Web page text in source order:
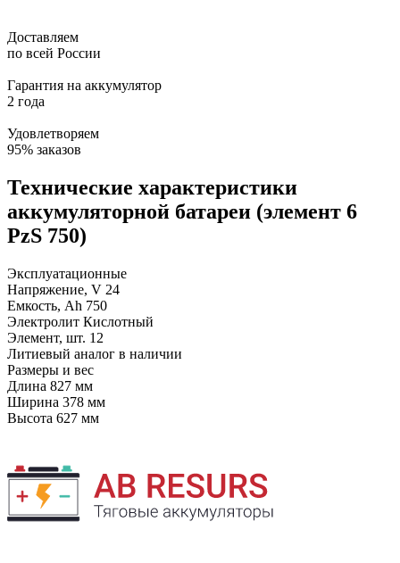
Доставляем
по всей России
Гарантия на аккумулятор
2 года
Удовлетворяем
95% заказов
Технические характеристики
аккумуляторной батареи (элемент 6
PzS 750)
Эксплуатационные
Напряжение, V 24
Емкость, Ah 750
Электролит Кислотный
Элемент, шт. 12
Литиевый аналог в наличии
Размеры и вес
Длина 827 мм
Ширина 378 мм
Высота 627 мм